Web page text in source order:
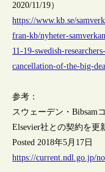
2020/11/19）
https://www.kb.se/
fran-kb/nyheter-
11-19-swedish-
cancellation-of-the-big-
参考：
スウェーデン・Bibsam
Elsevier社との契約を更
Posted 2018年5月17日
https://current.ndl.go.jp/